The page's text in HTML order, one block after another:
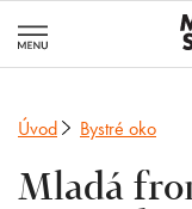
Úvod Bystré oko
Mladá